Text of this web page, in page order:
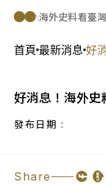
海外史料看臺灣
首頁 最新消息 好
好消息！海外史
發布日期 :
Share